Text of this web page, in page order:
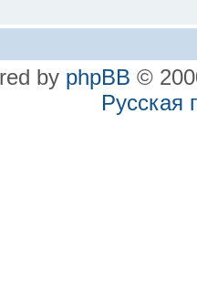
by phpBB ©
Русская